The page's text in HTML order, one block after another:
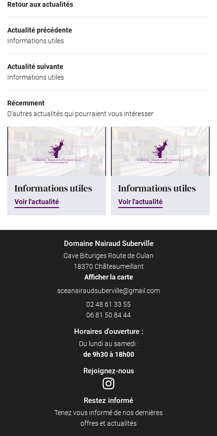
Le Domaine
Nos Vins
Actualités
Contact
06 81 50 84
Rejoignez-
Retour aux actualités
Actualité précédente
Informations utiles
Actualité suivante
Informations utiles
Récemment
D'autres actualités qui pourraient vous intéresser
Informations utiles
Voir l'actualité
Informations utiles
Voir l'actualité
Domaine Nairaud Suberville
Cave Bituriges Route de Culan
18370 Châteaumeillant
Afficher la carte
02 48 61 33 55
06 81 50 84 44
Horaires d'ouverture :
Du lundi au samedi :
de 9h30 à 18h00
Rejoignez-nous
Restez informé
Tenez vous informé de nos dernières
offres et actualités